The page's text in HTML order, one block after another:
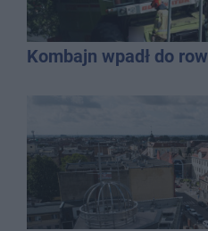
Kombajn wpadł do